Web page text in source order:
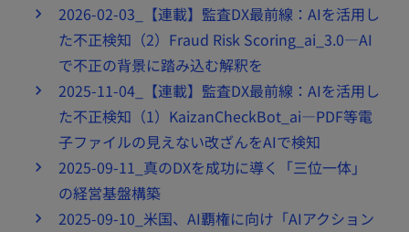
2026-02-03_【連載】監査DX最前線：AIを活用し
た不正検知（2）Fraud Risk Scoring_ai_3.0—AI
で不正の背景に踏み込む解釈を
2025-11-04_【連載】監査DX最前線：AIを活用し
た不正検知（1）KaizanCheckBot_ai—PDF等電
子ファイルの見えない改ざんをAIで検知
2025-09-11_真のDXを成功に導く「三位一体」
の経営基盤構築
2025-09-10_米国、AI覇権に向け「AIアクション